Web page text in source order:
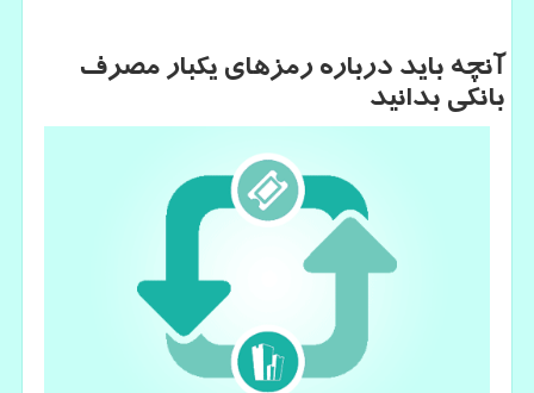
آنچه باید درباره رمزهای یكبار مصرف
بانكی بدانید